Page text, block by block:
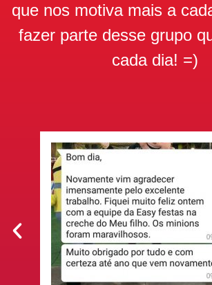
que nos motiva mais a
fazer parte desse grupo
cada dia! =)